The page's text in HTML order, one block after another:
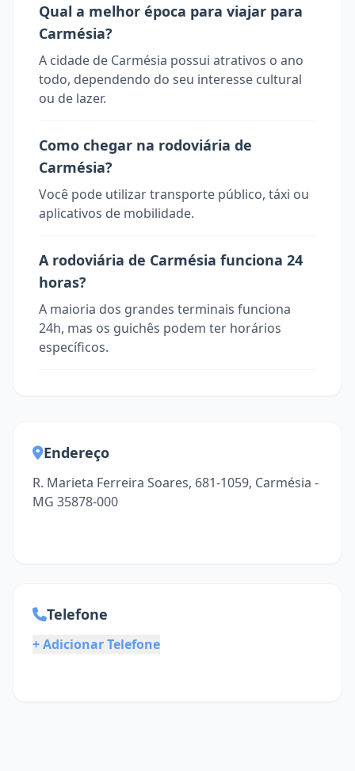
Qual a melhor época para viajar para
Carmésia?
A cidade de Carmésia possui atrativos o ano
todo, dependendo do seu interesse cultural
ou de lazer.
Como chegar na rodoviária de
Carmésia?
Você pode utilizar transporte público, táxi ou
aplicativos de mobilidade.
A rodoviária de Carmésia funciona 24
horas?
A maioria dos grandes terminais funciona
24h, mas os guichês podem ter horários
específicos.
Endereço
R. Marieta Ferreira Soares, 681-1059, Carmésia -
MG 35878-000
Telefone
+ Adicionar Telefone